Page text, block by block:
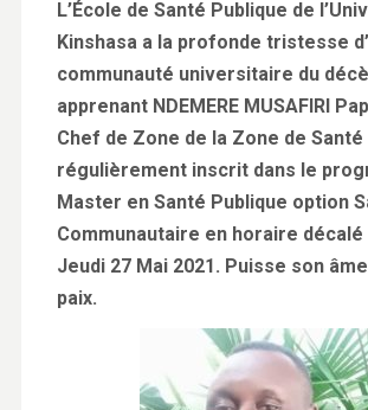
L’École de Santé Publique de
Kinshasa a la profonde tristesse
communauté universitaire du
apprenant NDEMERE MUSAFIRI
Chef de Zone de la Zone de Santé
régulièrement inscrit dans le
Master en Santé Publique option
Communautaire en horaire
Jeudi 27 Mai 2021. Puisse son
paix.